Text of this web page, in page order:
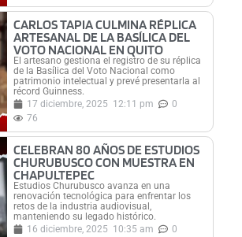
CARLOS TAPIA CULMINA RÉPLICA
ARTESANAL DE LA BASÍLICA DEL
VOTO NACIONAL EN QUITO
El artesano gestiona el registro de su réplica
de la Basílica del Voto Nacional como
patrimonio intelectual y prevé presentarla al
récord Guinness.
17 diciembre, 2025 12:11 pm
0
76
CELEBRAN 80 AÑOS DE ESTUDIOS
CHURUBUSCO CON MUESTRA EN
CHAPULTEPEC
Estudios Churubusco avanza en una
renovación tecnológica para enfrentar los
retos de la industria audiovisual,
manteniendo su legado histórico.
16 diciembre, 2025 10:35 am
0